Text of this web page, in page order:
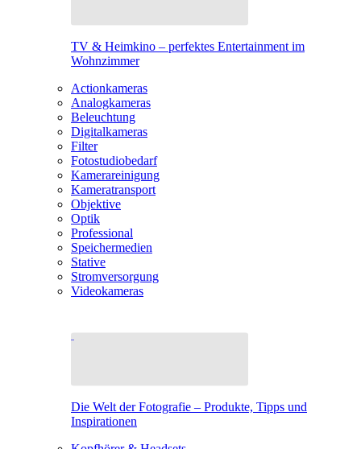
TV & Heimkino – perfektes Entertainment im
Wohnzimmer
Actionkameras
Analogkameras
Beleuchtung
Digitalkameras
Filter
Fotostudiobedarf
Kamerareinigung
Kameratransport
Objektive
Optik
Professional
Speichermedien
Stative
Stromversorgung
Videokameras
Die Welt der Fotografie – Produkte, Tipps und
Inspirationen